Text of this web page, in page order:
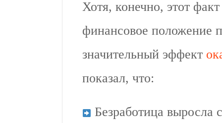
Хотя, конечно, этот
финансовое положение
значительный эффект
показал, что:
Безработица выросла